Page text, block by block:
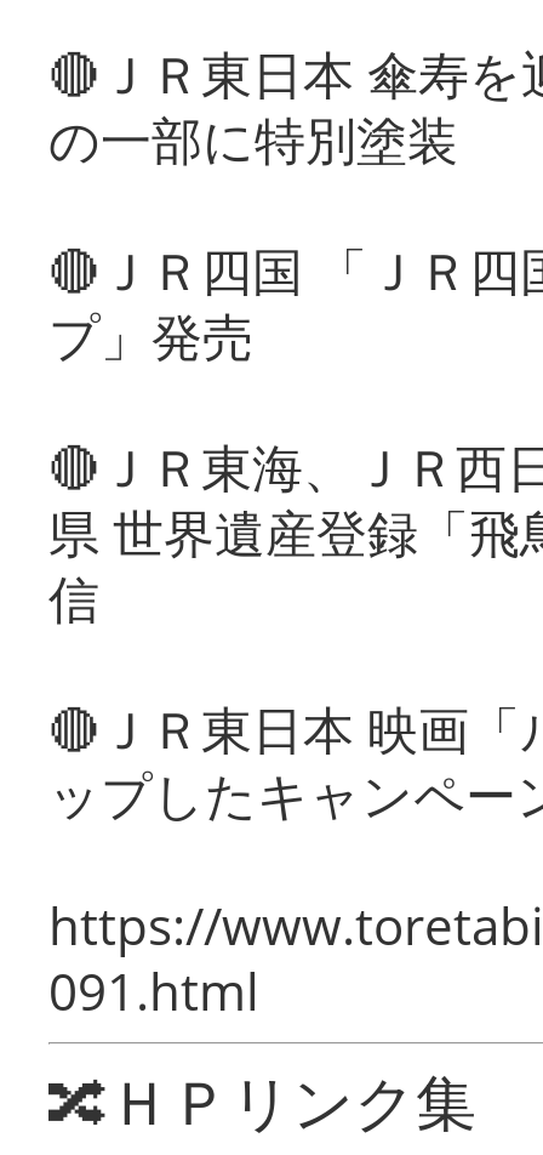
🔴ＪＲ東日本 傘寿
の一部に特別塗装
🔴ＪＲ四国 「ＪＲ
プ」発売
🔴ＪＲ東海、ＪＲ西
県 世界遺産登録「
信
🔴ＪＲ東日本 映画
ップしたキャンペー
https://
091.html
🔀ＨＰリンク集